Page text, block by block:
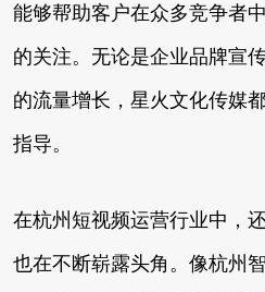
能够帮助客户在众多竞争者
的关注。无论是企业品牌宣
的流量增长，星火文化传媒
指导。
在杭州短视频运营行业中，
也在不断崭露头角。像杭州